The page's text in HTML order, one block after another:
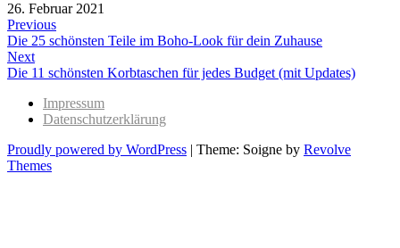
26. Februar 2021
Beitragsnavigation
Previous
Previous
post:
Die 25 schönsten Teile im Boho-Look für dein Zuhause
Next
Next
Die 11 schönsten Korbtaschen für jedes Budget (mit Updates)
Impressum
Datenschutzerklärung
Proudly powered by WordPress | Theme: Soigne by Revolve
Themes